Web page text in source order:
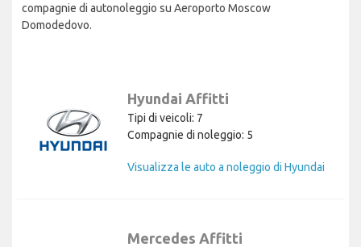
compagnie di autonoleggio su Aeroporto Moscow
Domodedovo.
Hyundai Affitti
Tipi di veicoli: 7
Compagnie di noleggio: 5
Visualizza le auto a noleggio di Hyundai
Mercedes Affitti